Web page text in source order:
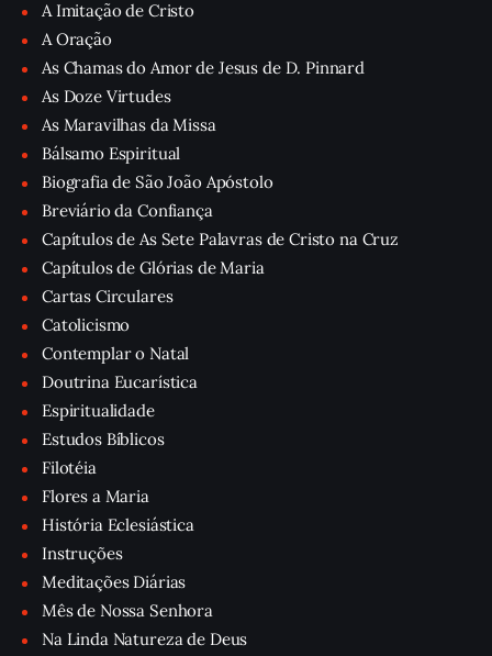
A Imitação de Cristo
A Oração
As Chamas do Amor de Jesus de D. Pinnard
As Doze Virtudes
As Maravilhas da Missa
Bálsamo Espiritual
Biografia de São João Apóstolo
Breviário da Confiança
Capítulos de As Sete Palavras de Cristo na Cruz
Capítulos de Glórias de Maria
Cartas Circulares
Catolicismo
Contemplar o Natal
Doutrina Eucarística
Espiritualidade
Estudos Bíblicos
Filotéia
Flores a Maria
História Eclesiástica
Instruções
Meditações Diárias
Mês de Nossa Senhora
Na Linda Natureza de Deus